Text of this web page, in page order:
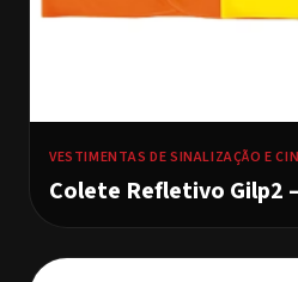
VESTIMENTAS DE SINALIZAÇÃO E
Colete Refletivo Gilp2